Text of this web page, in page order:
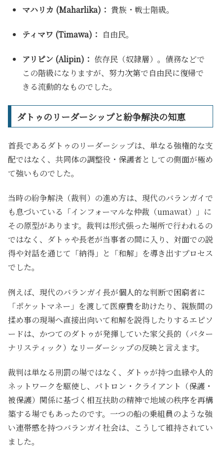
マハリカ (Maharlika)： 貴族・戦士階級。
ティマワ (Timawa)： 自由民。
アリピン (Alipin)： 依存民（奴隷層）。債務などで
この階級になりますが、努力次第で自由民に復帰で
きる流動的なものでした。
ダトゥのリーダーシップと紛争解決の知恵
首長であるダトゥのリーダーシップは、単なる強権的な支
配ではなく、共同体の調整役・保護者としての側面が極め
て強いものでした。
当時の紛争解決（裁判）の進め方は、現代のバランガイで
も息づいている「インフォーマルな仲裁（umawat）」に
その原型があります。裁判は形式張った場所で行われるの
ではなく、ダトゥや長老が当事者の間に入り、対面での説
得や対話を通じて「納得」と「和解」を導き出すプロセス
でした。
例えば、現代のバランガイ長が個人的な判断で困窮者に
「ポケットマネー」を渡して医療費を助けたり、親族間の
揉め事の現場へ直接出向いて和解を説得したりするエピソ
ードは、かつてのダトゥが発揮していた家父長的（パター
ナリスティック）なリーダーシップの反映と言えます。
裁判は単なる刑罰の場ではなく、ダトゥが持つ血縁や人的
ネットワークを駆使し、パトロン・クライアント（保護・
被保護）関係に基づく相互扶助の精神で地域の秩序を再構
築する場でもあったのです。一つの船の乗組員のような強
い連帯感を持つバランガイ社会は、こうして維持されてい
ました。